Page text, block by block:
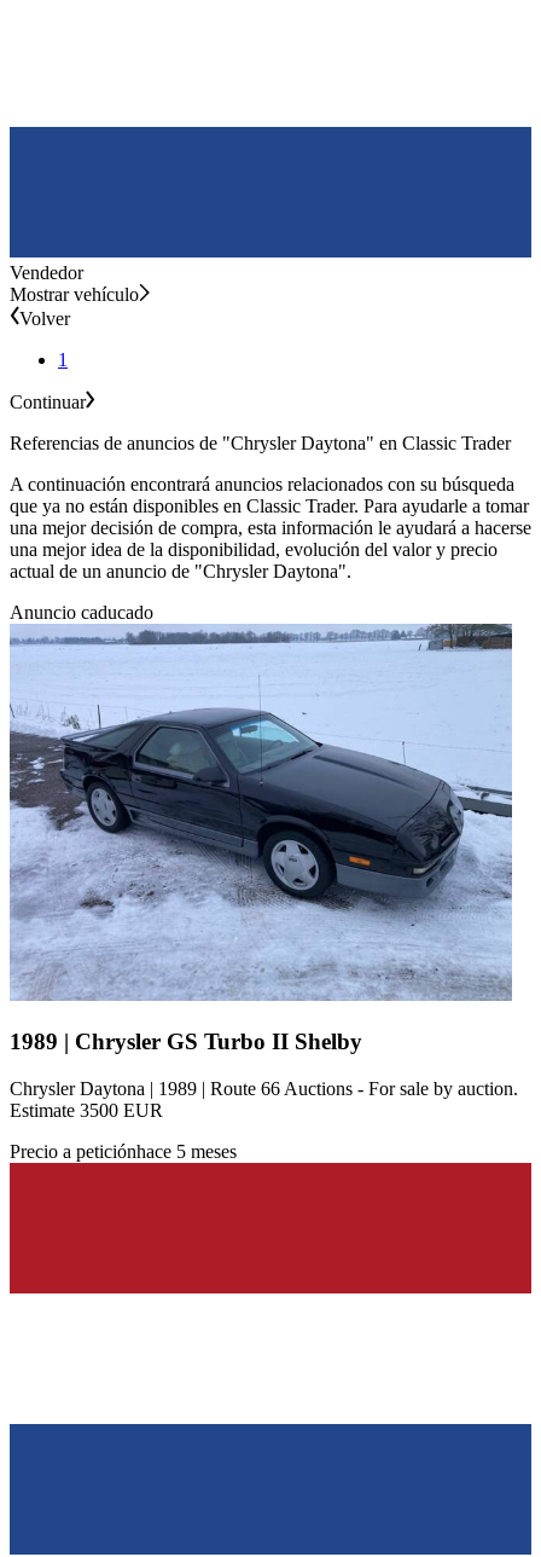
Vendedor
Mostrar vehículo
Volver
1
Continuar
Referencias de anuncios de "Chrysler Daytona" en Classic Trader
A continuación encontrará anuncios relacionados con su búsqueda
que ya no están disponibles en Classic Trader. Para ayudarle a tomar
una mejor decisión de compra, esta información le ayudará a hacerse
una mejor idea de la disponibilidad, evolución del valor y precio
actual de un anuncio de "Chrysler Daytona".
Anuncio caducado
1989 | Chrysler GS Turbo II Shelby
Chrysler Daytona | 1989 | Route 66 Auctions - For sale by auction.
Estimate 3500 EUR
Precio a peticiónhace 5 meses